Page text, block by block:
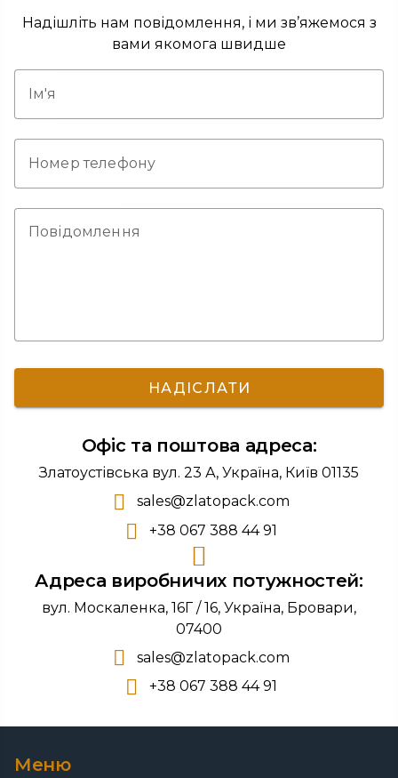
Надішліть нам повідомлення, і ми зв’яжемося з
вами якомога швидше
Ім'я
Номер телефону
Повідомлення
НАДІСЛАТИ
Офіс та поштова адреса:
Златоустівська вул. 23 А, Україна, Київ 01135
sales@zlatopack.com
+38 067 388 44 91
Адреса виробничих потужностей:
вул. Москаленка, 16Г / 16, Україна, Бровари,
07400
sales@zlatopack.com
+38 067 388 44 91
Меню